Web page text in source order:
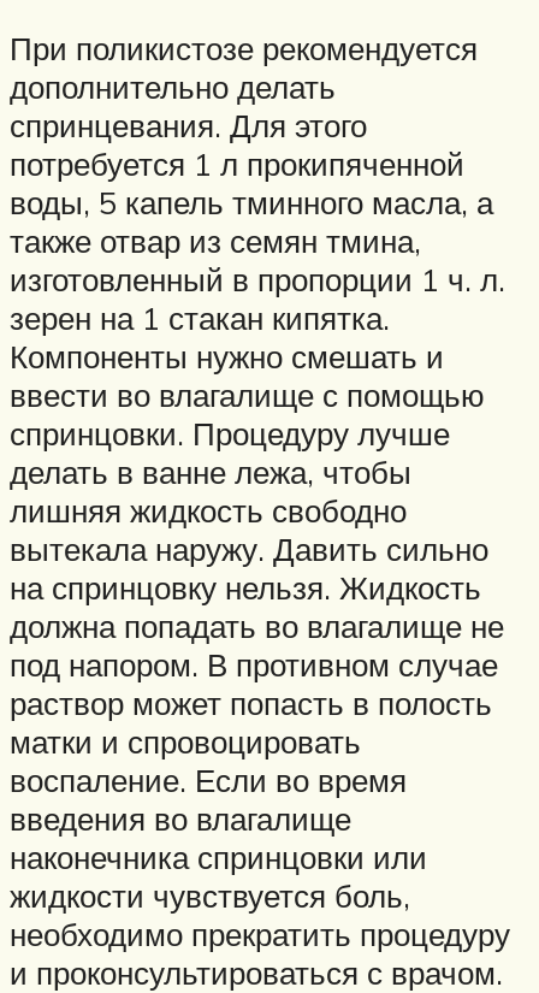
При поликистозе рекомендуется
дополнительно делать
спринцевания. Для этого
потребуется 1 л прокипяченной
воды, 5 капель тминного масла, а
также отвар из семян тмина,
изготовленный в пропорции 1 ч. л.
зерен на 1 стакан кипятка.
Компоненты нужно смешать и
ввести во влагалище с помощью
спринцовки. Процедуру лучше
делать в ванне лежа, чтобы
лишняя жидкость свободно
вытекала наружу. Давить сильно
на спринцовку нельзя. Жидкость
должна попадать во влагалище не
под напором. В противном случае
раствор может попасть в полость
матки и спровоцировать
воспаление. Если во время
введения во влагалище
наконечника спринцовки или
жидкости чувствуется боль,
необходимо прекратить процедуру
и проконсультироваться с врачом.